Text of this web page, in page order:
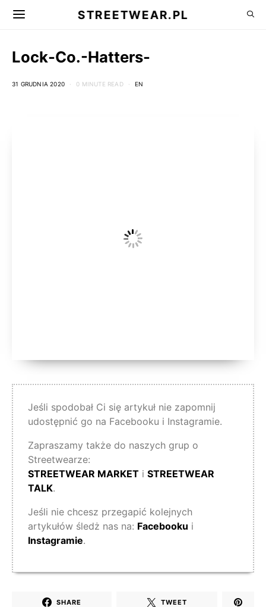
STREETWEAR.PL
Lock-Co.-Hatters-
31 GRUDNIA 2020 0 MINUTE READ EN
Jeśli spodobał Ci się artykuł nie zapomnij
udostępnić go na Facebooku i Instagramie.
Zapraszamy także do naszych grup o
Streetwearze:
STREETWEAR MARKET i STREETWEAR
TALK.
Jeśli nie chcesz przegapić kolejnych
artykułów śledż nas na: Facebooku i
Instagramie.
SHARE TWEET